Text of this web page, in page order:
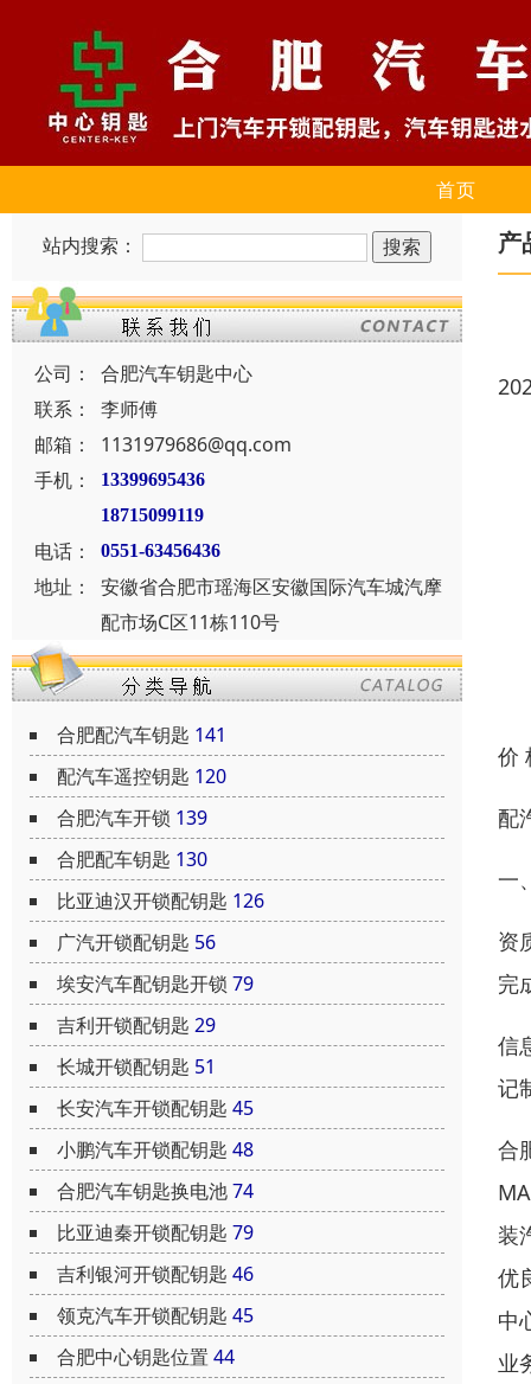
首页
站内搜索：
公司：
合肥汽车钥匙中心
联系：
李师傅
邮箱：
1131979686@qq.com
手机：
13399695436
18715099119
电话： 0551-63456436
地址：
安徽省合肥市瑶海区安徽国际汽车城汽摩
配市场C区11栋110号
合肥配汽车钥匙 141
配汽车遥控钥匙 120
合肥汽车开锁 139
合肥配车钥匙 130
比亚迪汉开锁配钥匙 126
广汽开锁配钥匙 56
埃安汽车配钥匙开锁 79
吉利开锁配钥匙 29
长城开锁配钥匙 51
长安汽车开锁配钥匙 45
小鹏汽车开锁配钥匙 48
合肥汽车钥匙换电池74
比亚迪秦开锁配钥匙 79
吉利银河开锁配钥匙 46
领克汽车开锁配钥匙 45
合肥中心钥匙位置 44
产
价
配
一
资
完
信
记
合
装
优
中
业